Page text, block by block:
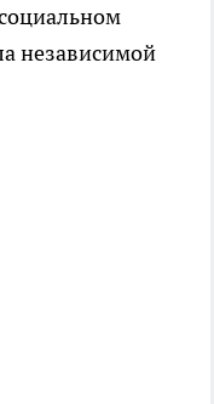
независимой